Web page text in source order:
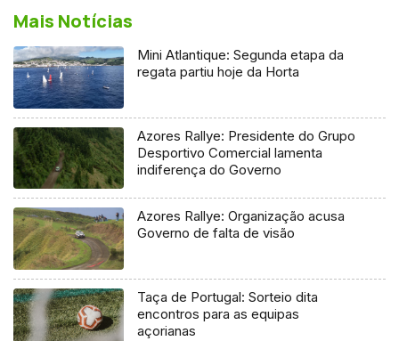
Mais Notícias
Mini Atlantique: Segunda etapa da
regata partiu hoje da Horta
Azores Rallye: Presidente do Grupo
Desportivo Comercial lamenta
indiferença do Governo
Azores Rallye: Organização acusa
Governo de falta de visão
Taça de Portugal: Sorteio dita
encontros para as equipas
açorianas